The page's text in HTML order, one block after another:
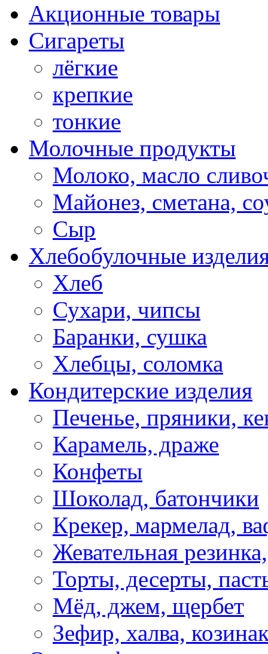
Акционные товары
Сигареты
лёгкие
крепкие
тонкие
Молочные продукты
Молоко, масло
Майонез, сметана,
Сыр
Хлебобулочные
Хлеб
Сухари, чипсы
Баранки, сушка
Хлебцы, соломка
Кондитерские изделия
Печенье, пряники,
Карамель, драже
Конфеты
Шоколад, батончики
Крекер, мармелад,
Жевательная
Торты, десерты,
Мёд, джем, щербет
Зефир, халва,